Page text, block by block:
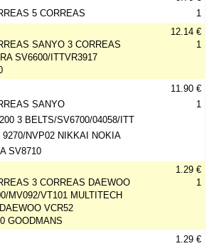
5 CORREAS
1
SANYO 3 CORREAS
SV6600/ITTVR3917
12.14 €
1
SANYO
3 BELTS/SV6700/04058/ITT
9270/NVP02 NIKKAI NOKIA
SV8710
11.90 €
1
3 CORREAS DAEWOO
MV092/VT101 MULTITECH
VCR52
GOODMANS
1.29 €
1
1.29 €